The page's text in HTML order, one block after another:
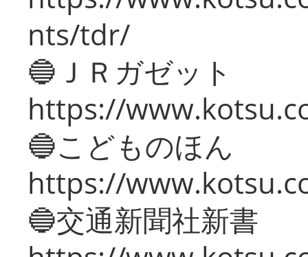
nts/tdr/
🔵ＪＲガゼット
https://
🔵こどものほん
https://
🔵交通新聞社新書